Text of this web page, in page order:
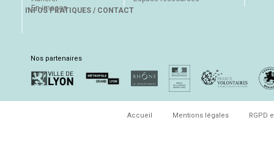
En images
INFOS PRATIQUES / CONTACT
Nos partenaires
Accueil Mentions légales RGPD